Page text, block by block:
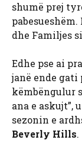
shumë prej
dhe Familjes
Edhe pse ai
janë ende
këmbëngulur
ana e askujt”,
sezonin e
Beverly Hills.